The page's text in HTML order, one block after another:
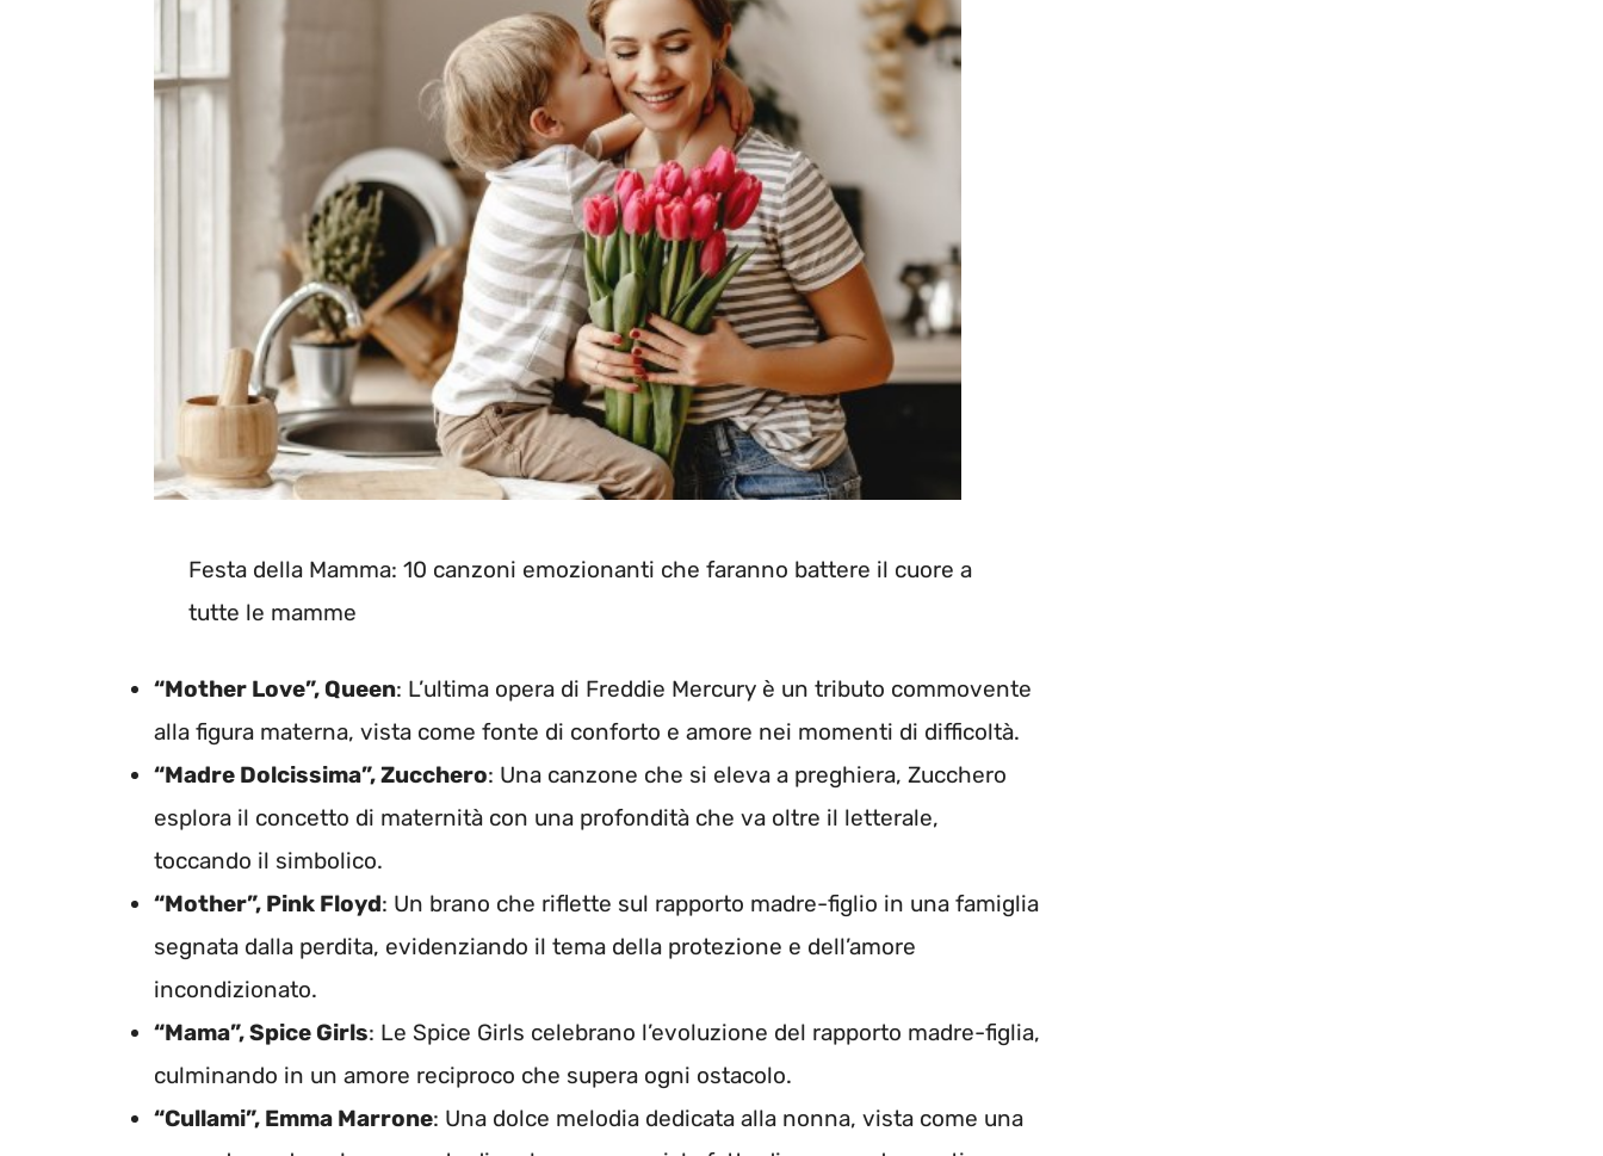
Festa della Mamma: 10 canzoni emozionanti che faranno battere il cuore a
tutte le mamme
“Mother Love”, Queen: L’ultima opera di Freddie Mercury è un tributo commovente
alla figura materna, vista come fonte di conforto e amore nei momenti di difficoltà.
“Madre Dolcissima”, Zucchero: Una canzone che si eleva a preghiera, Zucchero
esplora il concetto di maternità con una profondità che va oltre il letterale,
toccando il simbolico.
“Mother”, Pink Floyd: Un brano che riflette sul rapporto madre-figlio in una famiglia
segnata dalla perdita, evidenziando il tema della protezione e dell’amore
incondizionato.
“Mama”, Spice Girls: Le Spice Girls celebrano l’evoluzione del rapporto madre-figlia,
culminando in un amore reciproco che supera ogni ostacolo.
“Cullami”, Emma Marrone: Una dolce melodia dedicata alla nonna, vista come una